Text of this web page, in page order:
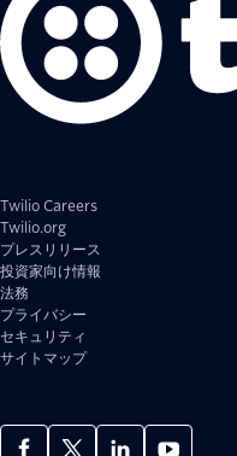
Twilio Careers
Twilio.org
プレスリリース
投資家向け情報
法務
プライバシー
セキュリティ
サイトマップ